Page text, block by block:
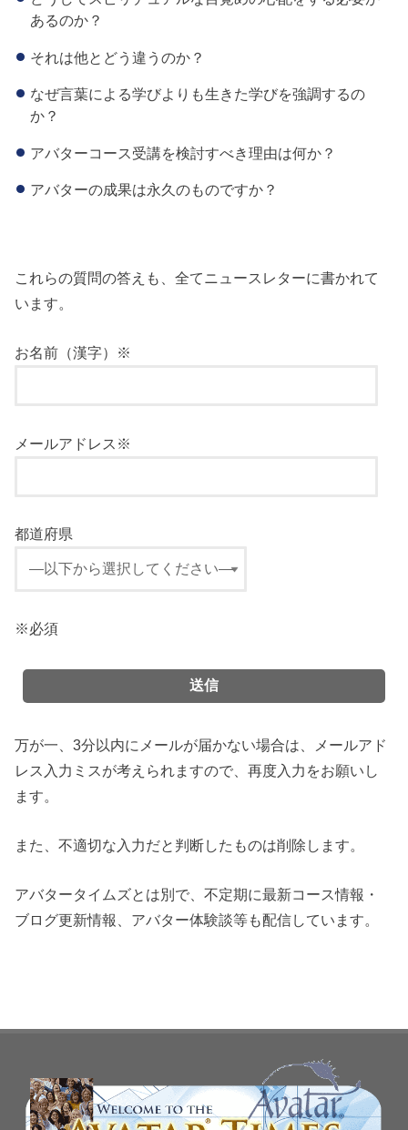
あるのか？
それは他とどう違うのか？
なぜ言葉による学びよりも生きた学びを強調するの
か？
アバターコース受講を検討すべき理由は何か？
アバターの成果は永久のものですか？
これらの質問の答えも、全てニュースレターに書かれて
います。
お名前（漢字）※
メールアドレス※
都道府県
※必須
万が一、3分以内にメールが届かない場合は、メールアド
レス入力ミスが考えられますので、再度入力をお願いし
ます。
また、不適切な入力だと判断したものは削除します。
アバタータイムズとは別で、不定期に最新コース情報・
ブログ更新情報、アバター体験談等も配信しています。